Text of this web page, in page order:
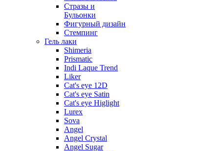
Стразы и
Бульонки
Фигурный дизайн
Стемпинг
Гель лаки
Shimeria
Prismatic
Indi Laque Trend
Liker
Cat's eye 12D
Cat's eye Satin
Cat's eye Higlight
Lurex
Sova
Angel
Angel Crystal
Angel Sugar